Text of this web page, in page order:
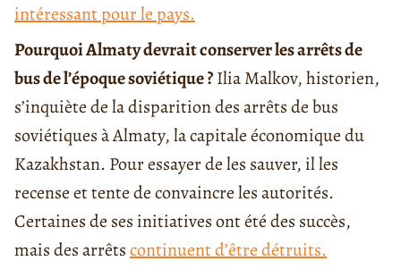
intéressant pour le pays.
Pourquoi Almaty devrait conserver les arrêts de
bus de l’époque soviétique ?Ilia Malkov, historien,
s’inquiète de la disparition des arrêts de bus
soviétiques à Almaty, la capitale économique du
Kazakhstan. Pour essayer de les sauver, il les
recense et tente de convaincre les autorités.
Certaines de ses initiatives ont été des succès,
mais des arrêtscontinuent d’être détruits.